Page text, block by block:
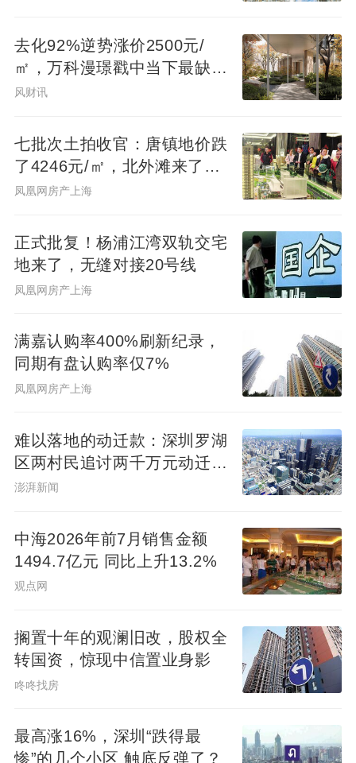
去化92%逆势涨价2500元/
㎡，万科漫璟戳中当下最缺的
松弛生活
风财讯
七批次土拍收官：唐镇地价跌
了4246元/㎡，北外滩来了两
位温州首富
凤凰网房产上海
正式批复！杨浦江湾双轨交宅
地来了，无缝对接20号线
凤凰网房产上海
满嘉认购率400%刷新纪录，
同期有盘认购率仅7%
凤凰网房产上海
难以落地的动迁款：深圳罗湖
区两村民追讨两千万元动迁款
八年未果
澎湃新闻
中海2026年前7月销售金额
1494.7亿元 同比上升13.2%
观点网
搁置十年的观澜旧改，股权全
转国资，惊现中信置业身影
咚咚找房
最高涨16%，深圳“跌得最
惨”的几个小区 触底反弹了？